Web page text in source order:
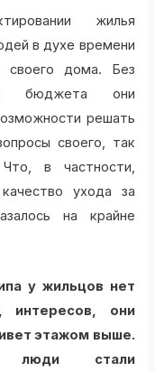
жилья
в духе времени
своего дома. Без
бюджета они
решать
своего, так
в частности,
ухода за
на крайне
у жильцов нет
интересов, они
этажом выше.
люди стали